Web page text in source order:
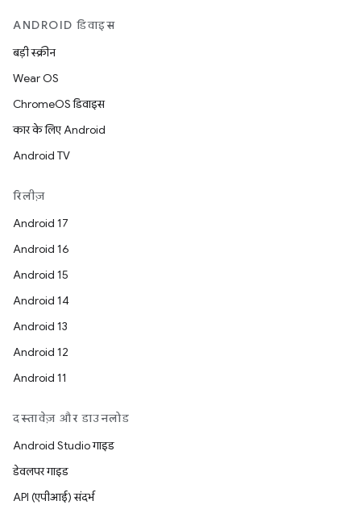
ANDROID डिवाइस
बड़ी स्क्रीन
Wear OS
ChromeOS डिवाइस
कार के लिए Android
Android TV
रिलीज़
Android 17
Android 16
Android 15
Android 14
Android 13
Android 12
Android 11
दस्तावेज़ और डाउनलोड
Android Studio गाइड
डेवलपर गाइड
API (एपीआई) संदर्भ